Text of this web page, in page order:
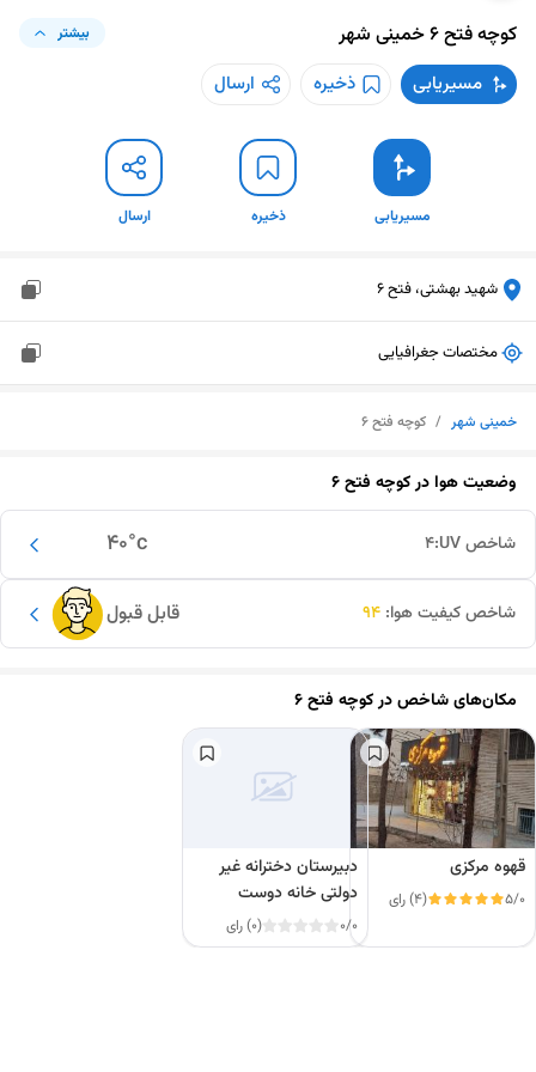
کوچه فتح 6 خمینی شهر بیشتر
مسیریابی ذخیره ارسال
مسیریابی ذخیره ارسال
شهید بهشتی، فتح 6
مختصات جغرافیایی
خمینی شهر / کوچه فتح 6
وضعیت هوا درکوچه فتح 6
40°c شاخص UV: 4
قابل قبول شاخص کیفیت هوا: 94
مکان‌های شاخص درکوچه فتح 6
قهوه مرکزی
5/0 (4) رای
دبیرستان دخترانه غیر
دولتی خانه دوست
0/0 (0) رای